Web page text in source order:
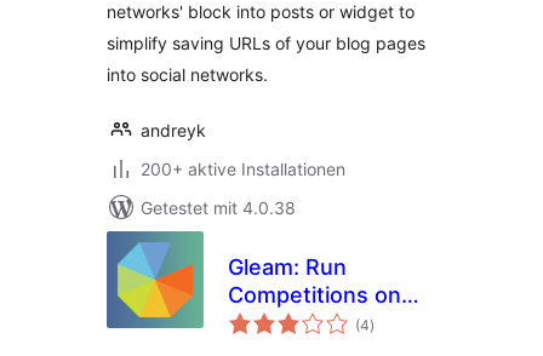
networks' block into posts or widget to
simplify saving URLs of your blog pages
into social networks.
andreyk
200+ aktive Installationen
Getestet mit 4.0.38
Gleam: Run
Competitions on
Your WordPress
(4Bewertungen
insgesamt
)